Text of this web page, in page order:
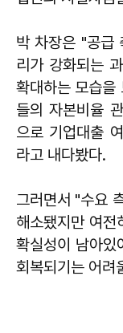
박 차장은 "공급
리가 강화되는
확대하는 모습을
들의 자본비율
으로 기업대출
라고 내다봤다.
그러면서 "수요
해소됐지만 여
확실성이 남아있
회복되기는 어려